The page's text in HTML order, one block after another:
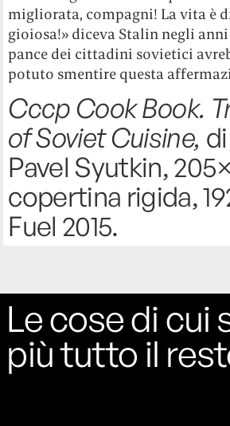
migliorata, compagni! La vita è
gioiosa!» diceva Stalin negli anni
pance dei cittadini sovietici
potuto smentire questa
Cccp Cook Book.
of Soviet Cuisine,
Pavel Syutkin,
copertina rigida,
Fuel 2015.
Le cose di cui
più tutto il